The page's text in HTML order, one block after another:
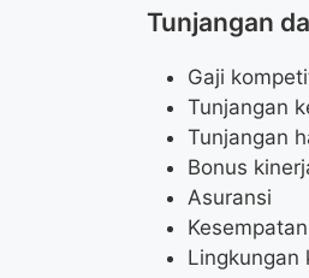
Tunjangan
Gaji
Tunjangan
Tunjangan
Bonus
Asuransi
Lingkungan